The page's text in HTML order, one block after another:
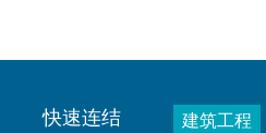
快速连结
建筑工程